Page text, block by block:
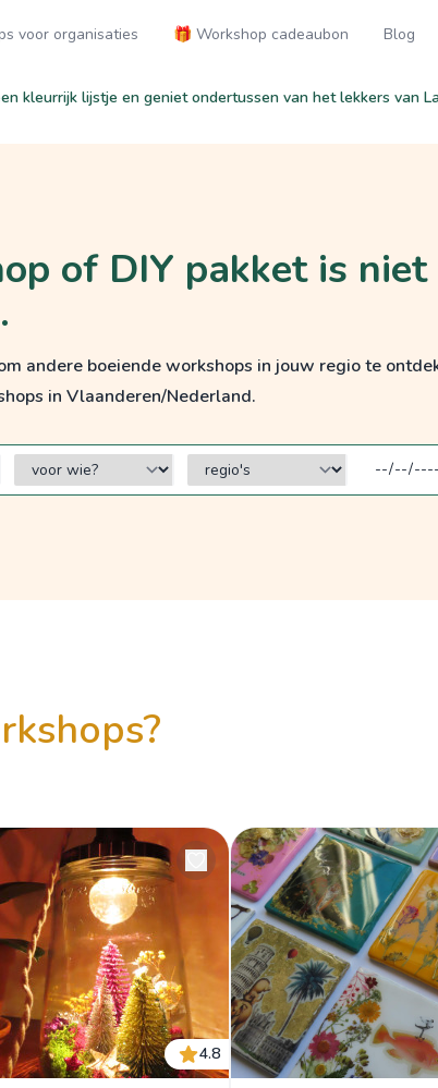
voor organisaties 🎁 Workshop cadeaubon Blog
kleurrijk lijstje en geniet ondertussen van het lekkers van
of DIY pakket is niet
andere boeiende workshops in jouw regio te
in Vlaanderen/Nederland.
voor wie? regio's
4.8